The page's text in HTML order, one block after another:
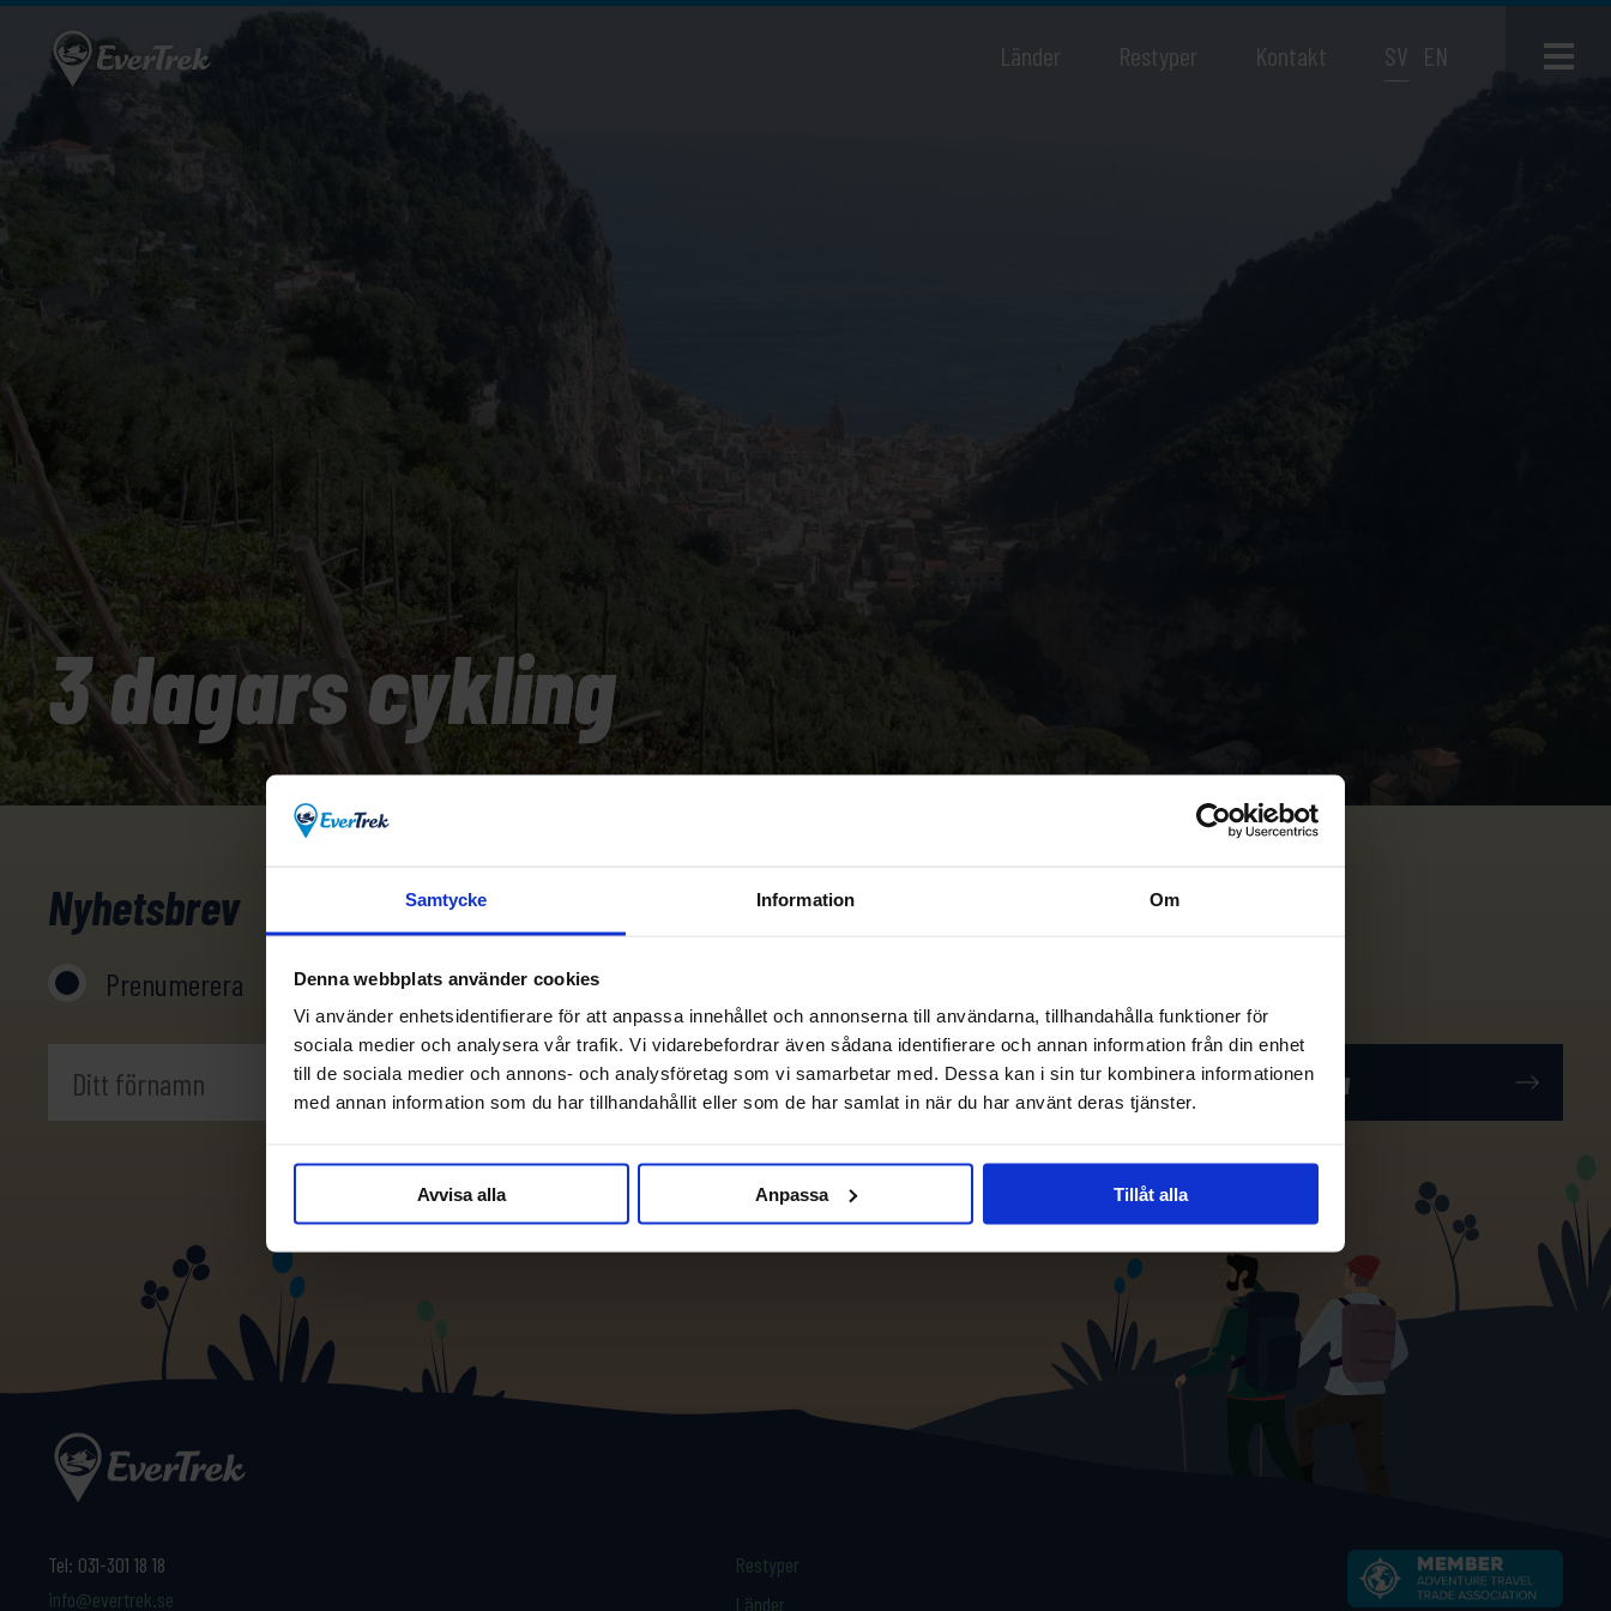
Samtycke Information Om
Denna webbplats använder cookies
Vi använder enhetsidentifierare för att anpassa innehållet och annonserna till användarna, tillhandahålla funktioner för
sociala medier och analysera vår trafik. Vi vidarebefordrar även sådana identifierare och annan information från din enhet
till de sociala medier och annons- och analysföretag som vi samarbetar med. Dessa kan i sin tur kombinera informationen
med annan information som du har tillhandahållit eller som de har samlat in när du har använt deras tjänster.
Avvisa alla Anpassa Tillåt alla
Länder Restyper Kontakt SV EN
3 dagars cykling
Nyhetsbrev
Prenumerera Avprenumerera
Tel: 031-301 18 18
info@evertrek.se
Restyper
Länder